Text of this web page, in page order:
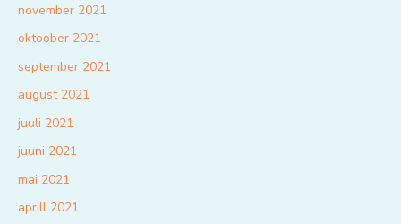
november 2021
oktoober 2021
september 2021
august 2021
juuli 2021
juuni 2021
mai 2021
aprill 2021